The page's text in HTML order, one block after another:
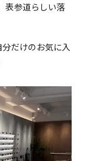
表参道らしい落
だけのお気に入